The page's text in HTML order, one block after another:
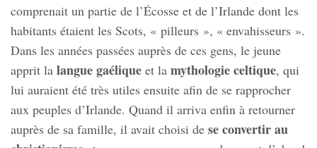
comprenait un partie de l’Écosse et de l’Irlande dont les
habitants étaient les Scots, « pilleurs », « envahisseurs ».
Dans les années passées auprès de ces gens, le jeune
apprit la langue gaélique et la mythologie celtique, qui
lui auraient été très utiles ensuite afin de se rapprocher
aux peuples d’Irlande. Quand il arriva enfin à retourner
auprès de sa famille, il avait choisi de se convertir au